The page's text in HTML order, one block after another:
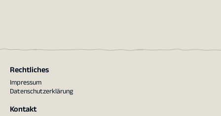
Rechtliches
Impressum
Datenschutzerklärung
Kontakt